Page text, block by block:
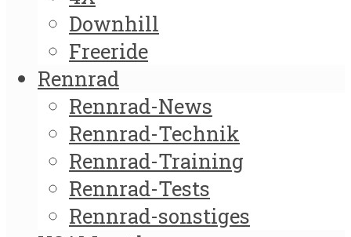
Downhill
Freeride
Rennrad
Rennrad-News
Rennrad-Technik
Rennrad-Training
Rennrad-Tests
Rennrad-sonstiges